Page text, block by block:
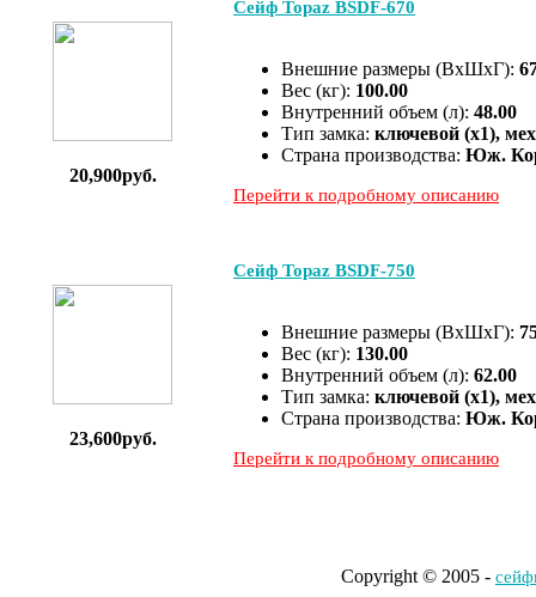
20,900руб.
Сейф Topaz BSDF-670
Внешние размеры (ВхШхГ):
Вес (кг): 100.00
Внутренний объем (л): 48.00
Тип замка: ключевой (x1),
Страна производства: Юж.
Перейти к подробному описанию
23,600руб.
Сейф Topaz BSDF-750
Внешние размеры (ВхШхГ):
Вес (кг): 130.00
Внутренний объем (л): 62.00
Тип замка: ключевой (x1),
Страна производства: Юж.
Перейти к подробному описанию
Copyright © 2005 -